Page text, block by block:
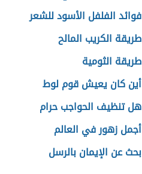
فوائد الفلفل الأسود للشعر
طريقة الكريب المالح
طريقة الثومية
أين كان يعيش قوم لوط
هل تنظيف الحواجب حرام
أجمل زهور في العالم
بحث عن الإيمان بالرسل